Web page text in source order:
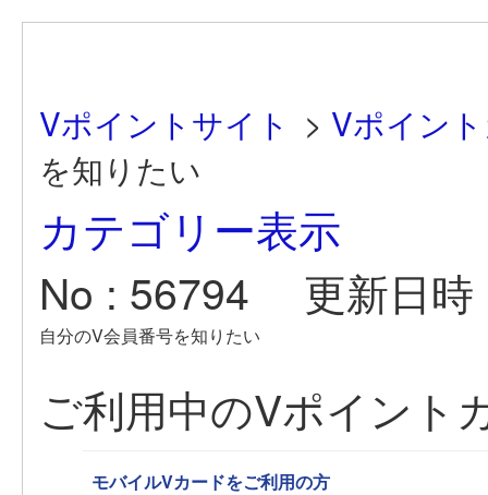
Vポイントサイト > Vポイン
を知りたい
カテゴリー表示
No : 56794
更新日
自分のV会員番号を知りたい
ご利用中のVポイント
モバイルVカードをご利用の方